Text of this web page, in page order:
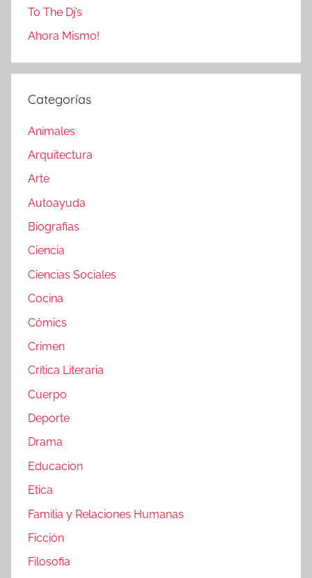
To The Dj’s
Ahora Mismo!
Categorías
Animales
Arquitectura
Arte
Autoayuda
Biografias
Ciencia
Ciencias Sociales
Cocina
Cómics
Crimen
Crítica Literaria
Cuerpo
Deporte
Drama
Educacion
Etica
Familia y Relaciones Humanas
Ficción
Filosofia